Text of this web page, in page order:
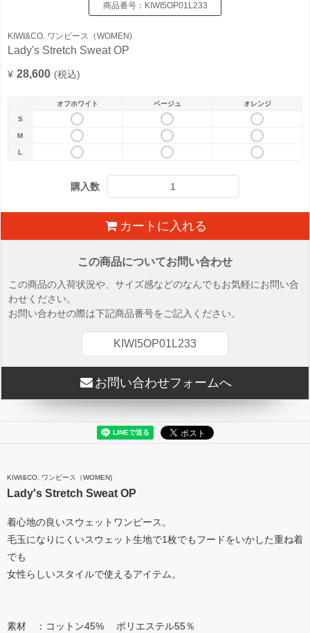
商品番号： KIWI5OP01L233
KIWI&CO. ワンピース（WOMEN)
Lady's Stretch Sweat OP
¥ 28,600 (税込)
オフホワイト ベージュ
オレンジ
S
M
L
購入数
カートに入れる
この商品についてお問い合わせ
この商品の入荷状況や、サイズ感などのなんでもお気軽にお問い合
わせください。
お問い合わせの際は下記商品番号をご記入ください。
KIWI5OP01L233
お問い合わせフォームへ
KIWI&CO. ワンピース（WOMEN)
Lady's Stretch Sweat OP
着心地の良いスウェットワンピース。
毛玉になりにくいスウェット生地で1枚でもフードをいかした重ね着
でも
女性らしいスタイルで使えるアイテム。
素材 ：コットン45% ポリエステル55％